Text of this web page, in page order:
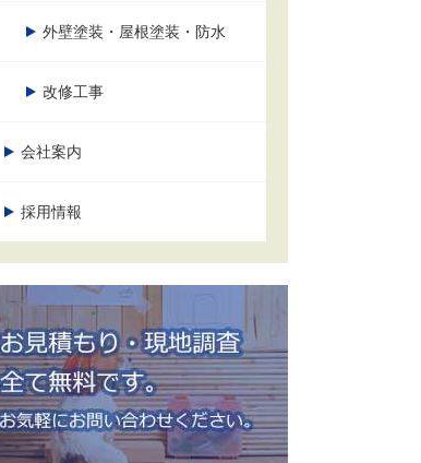
外壁塗装・屋根塗装・防水
改修工事
会社案内
採用情報